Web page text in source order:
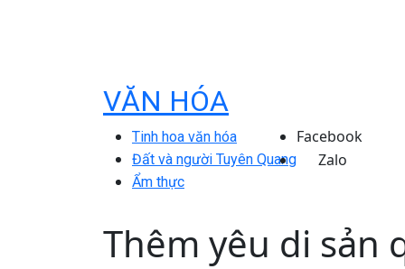
VĂN HÓA
Tinh hoa văn hóa
Đất và người Tuyên Quang
Ẩm thực
Facebook
Zalo
Thêm yêu di sản